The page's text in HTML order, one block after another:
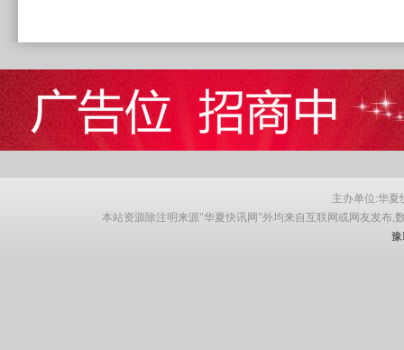
主办单位:华夏
本站资源除注明来源"华夏快讯网"外均来自互联网或网友发布,
豫